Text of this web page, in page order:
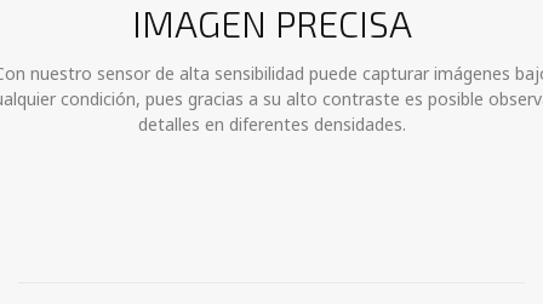
IMAGEN PRECISA
nuestro sensor de alta sensibilidad puede capturar imágenes
condición, pues gracias a su alto contraste es posible
detalles en diferentes densidades.